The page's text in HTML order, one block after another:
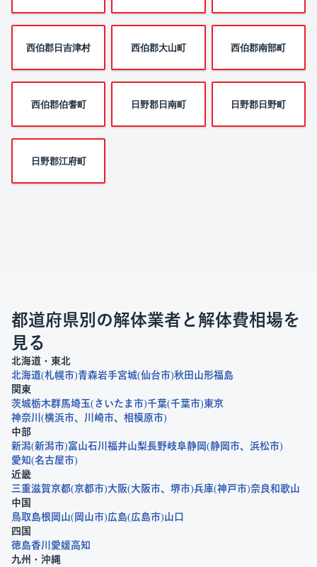
西伯郡日吉津村 西伯郡大山町 西伯郡南部町
西伯郡伯耆町 日野郡日南町 日野郡日野町
日野郡江府町
都道府県別の解体業者と解体費相場を
見る
北海道・東北
北海道 札幌市 青森岩手宮城 仙台市 秋田 山形福島
関東
茨城栃木群馬埼玉 さいたま市 千葉 千葉市 東京
神奈川
横浜市 川崎市
相模原市
中部
新潟 新潟市 富山石川 福井山梨長野岐阜静岡 静岡市
浜松市
愛知 名古屋市
近畿
三重滋賀京都 京都市 大阪 大阪市 堺市 兵庫 神戸市 奈良和歌山
中国
鳥取 島根 岡山 岡山市 広島 広島市 山口
四国
徳島香川 愛媛高知
九州・沖縄